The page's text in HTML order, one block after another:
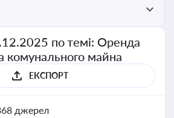
по темі: Оренда
комунального майна
ЕКСПОРТ
джерел